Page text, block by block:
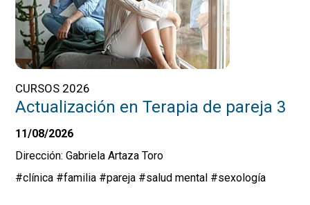
CURSOS 2026
Actualización en Terapia de pareja 3
11/08/2026
Dirección: Gabriela Artaza Toro
#clínica #familia #pareja #salud mental #sexología